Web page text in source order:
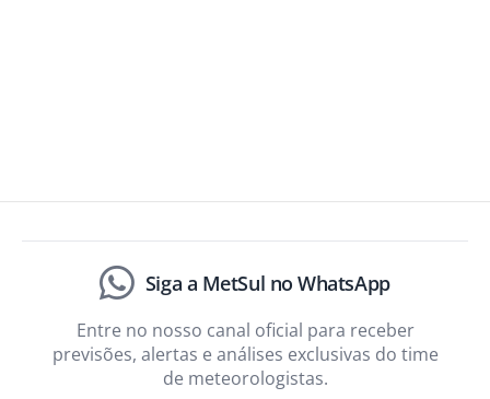
Siga a MetSul no WhatsApp
Entre no nosso canal oficial para receber
previsões, alertas e análises exclusivas do time
de meteorologistas.